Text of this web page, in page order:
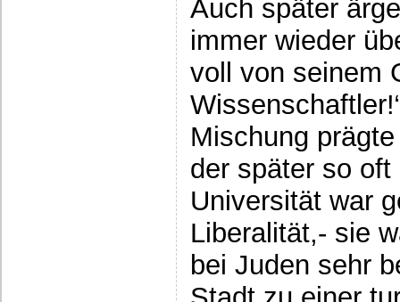
Auch später
immer wieder
voll von seinem
Mischung
der später so
Universität war
Liberalität,- sie
bei Juden sehr